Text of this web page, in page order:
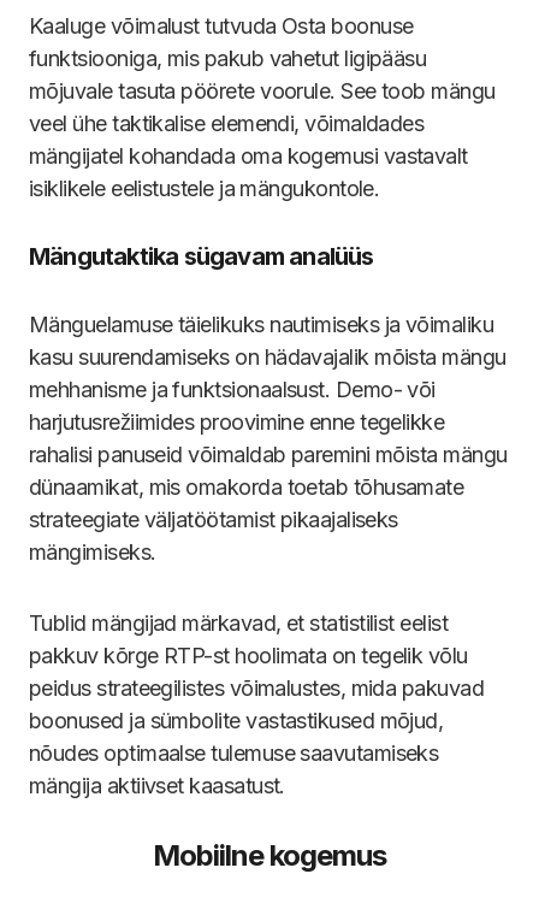
Kaaluge võimalust tutvuda Osta boonuse
funktsiooniga, mis pakub vahetut ligipääsu
mõjuvale tasuta pöörete voorule. See toob mängu
veel ühe taktikalise elemendi, võimaldades
mängijatel kohandada oma kogemusi vastavalt
isiklikele eelistustele ja mängukontole.
Mängutaktika sügavam analüüs
Mänguelamuse täielikuks nautimiseks ja võimaliku
kasu suurendamiseks on hädavajalik mõista mängu
mehhanisme ja funktsionaalsust. Demo- või
harjutusrežiimides proovimine enne tegelikke
rahalisi panuseid võimaldab paremini mõista mängu
dünaamikat, mis omakorda toetab tõhusamate
strateegiate väljatöötamist pikaajaliseks
mängimiseks.
Tublid mängijad märkavad, et statistilist eelist
pakkuv kõrge RTP-st hoolimata on tegelik võlu
peidus strateegilistes võimalustes, mida pakuvad
boonused ja sümbolite vastastikused mõjud,
nõudes optimaalse tulemuse saavutamiseks
mängija aktiivset kaasatust.
Mobiilne kogemus